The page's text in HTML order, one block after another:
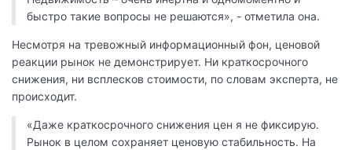
быстро такие вопросы не решаются», - отметила она.
Несмотря на тревожный информационный фон, ценовой
реакции рынок не демонстрирует. Ни краткосрочного
снижения, ни всплесков стоимости, по словам эксперта, не
происходит.
«Даже краткосрочного снижения цен я не фиксирую.
Рынок в целом сохраняет ценовую стабильность. На